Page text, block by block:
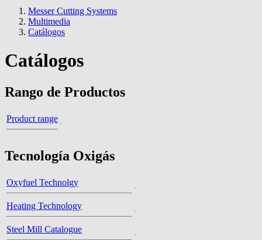
Messer Cutting Systems
Multimedia
Catálogos
Catálogos
Rango de Productos
Product range
Tecnología Oxigás
Oxyfuel Technolgy
Heating Technology
Steel Mill Catalogue